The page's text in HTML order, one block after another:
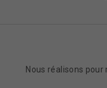
Nous réalisons